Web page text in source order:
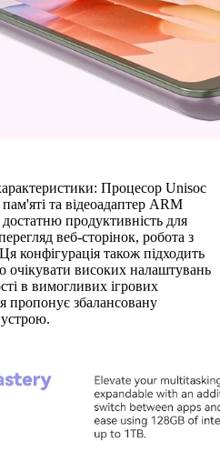
Процесор Unisoc
та відеоадаптер ARM
продуктивність для
веб-сторінок, робота з
конфігурація також підходить
очікувати високих налаштувань
в вимогливих ігрових
пропонує збалансовану